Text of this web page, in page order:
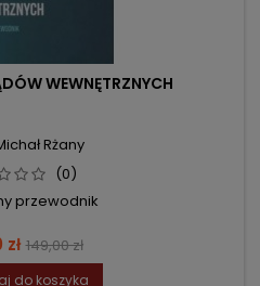
WEWNĘTRZNYCH
Rżany
(0)
przewodnik
Cena
podstawowa
149,00 zł
do koszyka